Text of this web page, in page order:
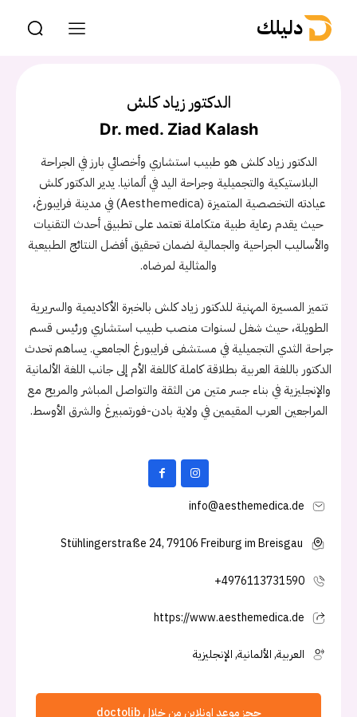
دليلك
الدكتور زياد كلش
Dr. med. Ziad Kalash
الدكتور زياد كلش هو طبيب استشاري وأخصائي بارز في الجراحة
البلاستيكية والتجميلية وجراحة اليد في ألمانيا. يدير الدكتور كلش
عيادته التخصصية المتميزة (Aesthemedica) في مدينة فرايبورغ،
حيث يقدم رعاية طبية متكاملة تعتمد على تطبيق أحدث التقنيات
والأساليب الجراحية والجمالية لضمان تحقيق أفضل النتائج الطبيعية
والمثالية لمرضاه.
تتميز المسيرة المهنية للدكتور زياد كلش بالخبرة الأكاديمية والسريرية
الطويلة، حيث شغل لسنوات منصب طبيب استشاري ورئيس قسم
جراحة الثدي التجميلية في مستشفى فرايبورغ الجامعي. يساهم تحدث
الدكتور باللغة العربية بطلاقة كاملة كاللغة الأم إلى جانب اللغة الألمانية
والإنجليزية في بناء جسر متين من الثقة والتواصل المباشر والمريح مع
المراجعين العرب المقيمين في ولاية بادن-فورتمبيرغ والشرق الأوسط.
info@aesthemedica.de
Stühlingerstraße 24, 79106 Freiburg im Breisgau
+4976113731590
https://www.aesthemedica.de
العربية, الألمانية, الإنجليزية
حجز موعد اونلاين من خلال doctolib